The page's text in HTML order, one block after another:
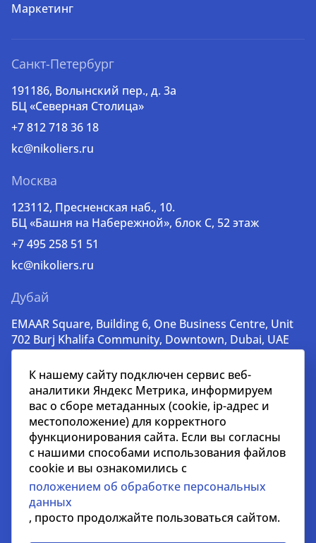
Маркетинг
Санкт-Петербург
191186, Волынский пер., д. 3a
БЦ «Северная Столица»
+7 812 718 36 18
kc@nikoliers.ru
Москва
123112, Пресненская наб., 10.
БЦ «Башня на Набережной», блок С, 52 этаж
+7 495 258 51 51
kc@nikoliers.ru
Дубай
EMAAR Square, Building 6, One Business Centre, Unit
702 Burj Khalifa Community, Downtown, Dubai, UAE
lead@nikoliers-global.com
© nikoliers.ru 1994 - 2026
Все права защищены
Информация, представленная на странице, носит
информативный характер и не является
распространителем рекламных материалов
Положение об обработке персональных данных
К нашему сайту подключен сервис веб-
аналитики Яндекс Метрика, информируем
вас о сборе метаданных (cookie, ip-адрес и
местоположение) для корректного
функционирования сайта. Если вы согласны
с нашими способами использования файлов
cookie и вы ознакомились с
положением об обработке персональных
данных
, просто продолжайте пользоваться сайтом.